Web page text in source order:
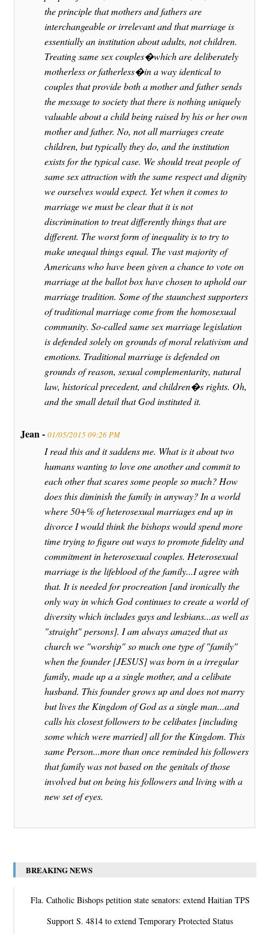
the principle that mothers and fathers are
interchangeable or irrelevant and that marriage is
essentially an institution about adults, not children.
Treating same sex couples�which are deliberately
motherless or fatherless�in a way identical to
couples that provide both a mother and father sends
the message to society that there is nothing uniquely
valuable about a child being raised by his or her own
mother and father. No, not all marriages create
children, but typically they do, and the institution
exists for the typical case. We should treat people of
same sex attraction with the same respect and dignity
we ourselves would expect. Yet when it comes to
marriage we must be clear that it is not
discrimination to treat differently things that are
different. The worst form of inequality is to try to
make unequal things equal. The vast majority of
Americans who have been given a chance to vote on
marriage at the ballot box have chosen to uphold our
marriage tradition. Some of the staunchest supporters
of traditional marriage come from the homosexual
community. So-called same sex marriage legislation
is defended solely on grounds of moral relativism and
emotions. Traditional marriage is defended on
grounds of reason, sexual complementarity, natural
law, historical precedent, and children�s rights. Oh,
and the small detail that God instituted it.
Jean - 01/05/2015 09:26 PM
I read this and it saddens me. What is it about two
humans wanting to love one another and commit to
each other that scares some people so much? How
does this diminish the family in anyway? In a world
where 50+% of heterosexual marriages end up in
divorce I would think the bishops would spend more
time trying to figure out ways to promote fidelity and
commitment in heterosexual couples. Heterosexual
marriage is the lifeblood of the family...I agree with
that. It is needed for procreation [and ironically the
only way in which God continues to create a world of
diversity which includes gays and lesbians...as well as
"straight" persons]. I am always amazed that as
church we "worship" so much one type of "family"
when the founder [JESUS] was born in a irregular
family, made up a a single mother, and a celibate
husband. This founder grows up and does not marry
but lives the Kingdom of God as a single man...and
calls his closest followers to be celibates [including
some which were married] all for the Kingdom. This
same Person...more than once reminded his followers
that family was not based on the genitals of those
involved but on being his followers and living with a
new set of eyes.
BREAKING NEWS
Fla. Catholic Bishops petition state senators: extend Haitian TPS
Support S. 4814 to extend Temporary Protected Status